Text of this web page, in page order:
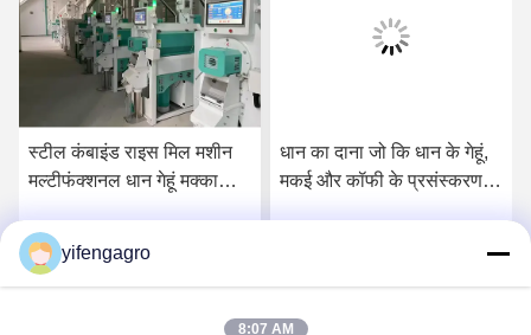
स्टील कंबाइंड राइस मिल मशीन
मल्टीफंक्शनल धान गेहूं मक्का
अनाज पिसाई के लिए
सर्वोत्तम मूल्य प्राप्त करें
धान का दाना जो कि धान के गेहूं,
मकई और कॉफी के प्रसंस्करण के
yifengagro
8:07 AM